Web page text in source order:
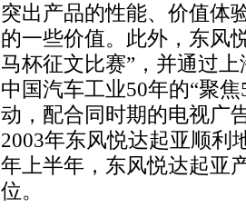
突出产品的性能、价值体
的一些价值。此外，东风
马杯征文比赛”，并通过
中国汽车工业50年的“聚
动，配合同时期的电视广
2003年东风悦达起亚顺利
年上半年，东风悦达起亚
位。